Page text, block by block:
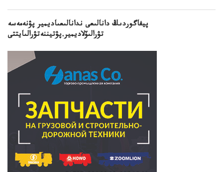
پيفاگوردىڭ دانالىعى ندانالىعىاديمير پۋنەمەسە
تۋرالىۆلاديمير.پۋتيننەتۋرالىايتتى